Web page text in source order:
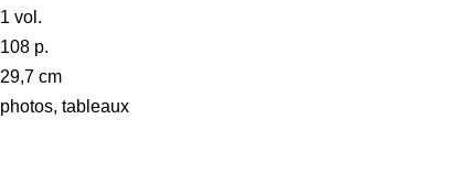
1 vol.
108 p.
29,7 cm
photos, tableaux